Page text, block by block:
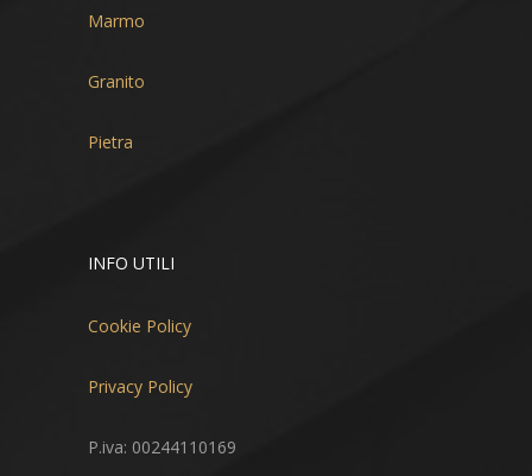
Marmo
Granito
Pietra
INFO UTILI
Cookie Policy
Privacy Policy
P.iva: 00244110169